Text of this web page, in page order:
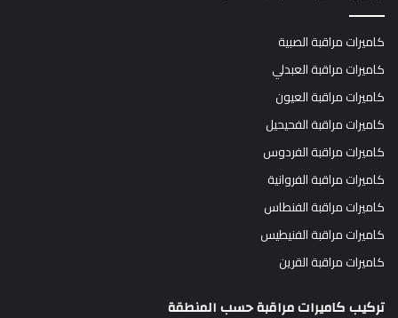
كاميرات مراقبة الصبية
كاميرات مراقبة العبدلي
كاميرات مراقبة العيون
كاميرات مراقبة الفحيحيل
كاميرات مراقبة الفردوس
كاميرات مراقبة الفروانية
كاميرات مراقبة الفنطاس
كاميرات مراقبة الفنيطيس
كاميرات مراقبة القرين
تركيب كاميرات مراقبة حسب المنطقة